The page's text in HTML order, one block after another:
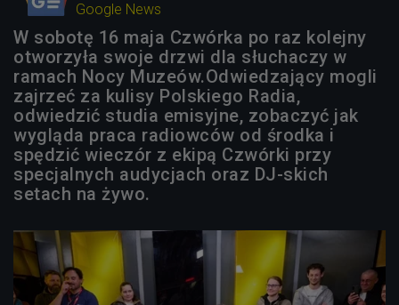
Google News
W sobotę 16 maja Czwórka po raz kolejny
otworzyła swoje drzwi dla słuchaczy w
ramach Nocy Muzeów.Odwiedzający mogli
zajrzeć za kulisy Polskiego Radia,
odwiedzić studia emisyjne, zobaczyć jak
wygląda praca radiowców od środka i
spędzić wieczór z ekipą Czwórki przy
specjalnych audycjach oraz DJ-skich
setach na żywo.